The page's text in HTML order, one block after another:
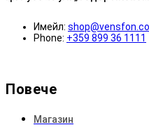
Имейл:
Phone: +359 899 36 1111
Повече
Магазин